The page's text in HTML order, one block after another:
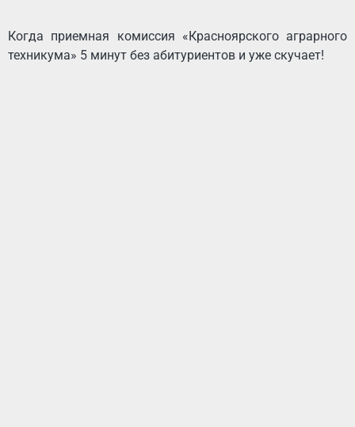
Когда приемная комиссия «Красноярского аграрного
техникума» 5 минут без абитуриентов и уже скучает!